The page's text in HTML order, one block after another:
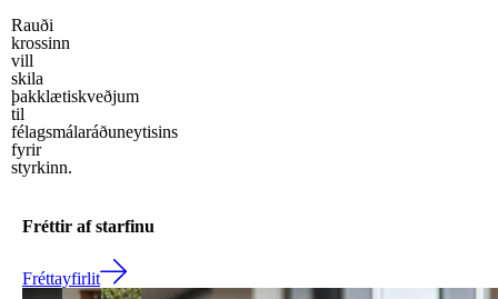
Rauði
krossinn
vill
skila
þakklætiskveðjum
til
félagsmálaráðuneytisins
fyrir
styrkinn.
Fréttir af starfinu
Fréttayfirlit